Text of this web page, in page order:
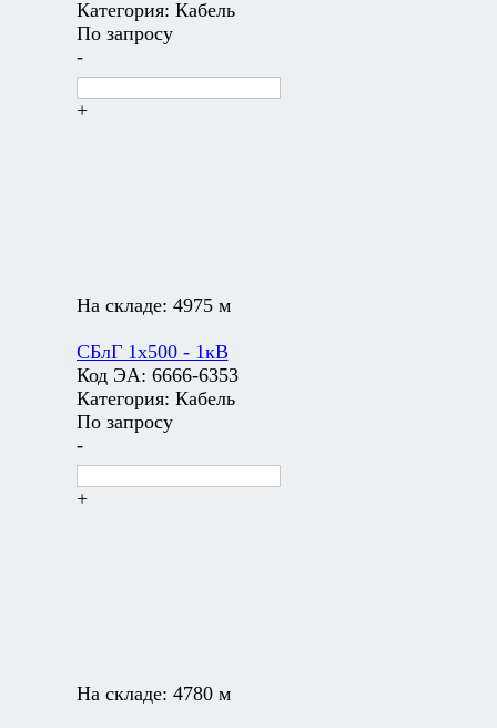
Категория: Кабель
По запросу
-
+
На складе: 4975 м
СБлГ 1х500 - 1кВ
Код ЭА: 6666-6353
Категория: Кабель
По запросу
-
+
На складе: 4780 м